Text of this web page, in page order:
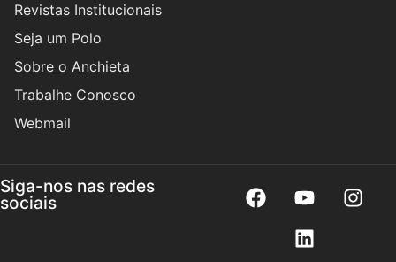
Revistas Institucionais
Seja um Polo
Sobre o Anchieta
Trabalhe Conosco
Webmail
Siga-nos nas redes
sociais